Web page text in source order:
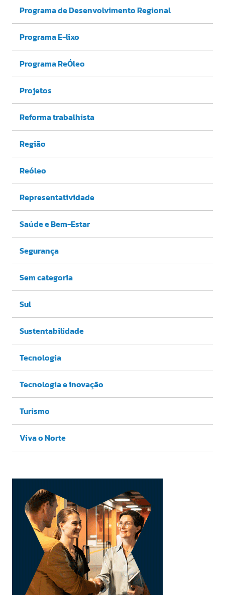
Programa de Desenvolvimento Regional
Programa E-lixo
Programa ReÓleo
Projetos
Reforma trabalhista
Região
Reóleo
Representatividade
Saúde e Bem-Estar
Segurança
Sem categoria
Sul
Sustentabilidade
Tecnologia
Tecnologia e inovação
Turismo
Viva o Norte